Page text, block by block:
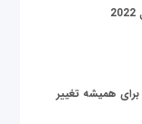
همیشه تغییر